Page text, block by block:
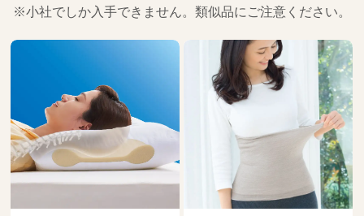
※小社でしか入手できません。類似品にご注意ください。